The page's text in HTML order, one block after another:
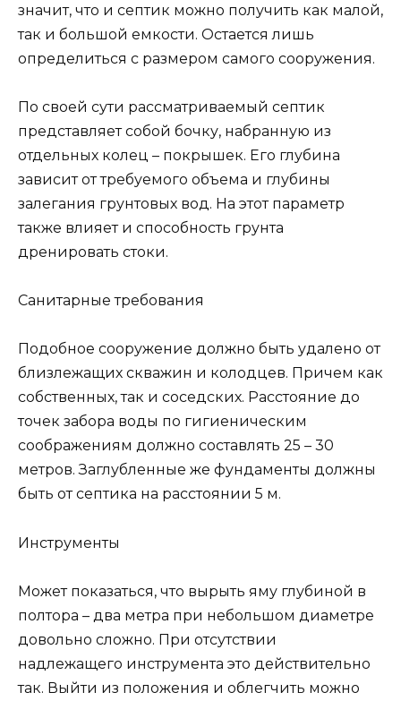
значит, что и септик можно получить как малой,
так и большой емкости. Остается лишь
определиться с размером самого сооружения.
По своей сути рассматриваемый септик
представляет собой бочку, набранную из
отдельных колец – покрышек. Его глубина
зависит от требуемого объема и глубины
залегания грунтовых вод. На этот параметр
также влияет и способность грунта
дренировать стоки.
Санитарные требования
Подобное сооружение должно быть удалено от
близлежащих скважин и колодцев. Причем как
собственных, так и соседских. Расстояние до
точек забора воды по гигиеническим
соображениям должно составлять 25 – 30
метров. Заглубленные же фундаменты должны
быть от септика на расстоянии 5 м.
Инструменты
Может показаться, что вырыть яму глубиной в
полтора – два метра при небольшом диаметре
довольно сложно. При отсутствии
надлежащего инструмента это действительно
так. Выйти из положения и облегчить можно